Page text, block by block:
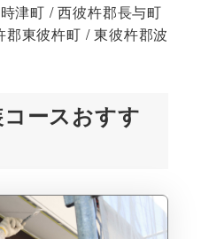
津町 / 西彼杵郡長与町
東彼杵町 / 東彼杵郡波
ースおすす